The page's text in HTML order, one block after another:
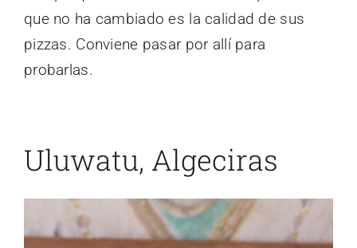
que no ha cambiado es la calidad de sus
pizzas. Conviene pasar por allí para
probarlas.
Uluwatu, Algeciras